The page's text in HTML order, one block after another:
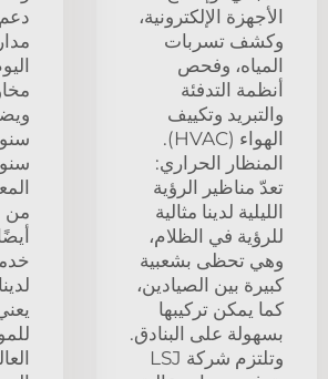
الأجهزة الإلكترونية،
وكشف تسربات
المياه، وفحص
أنظمة التدفئة
والتبريد وتكييف
الهواء (HVAC).
المنظار الحراري:
تعدّ مناظير الرؤية
الليلية لدينا مثالية
للرؤية في الظلام،
وهي تحظى بشعبية
كبيرة بين الصيادين،
كما يمكن تركيبها
بسهولة على البنادق.
وتلتزم شركة LSJ